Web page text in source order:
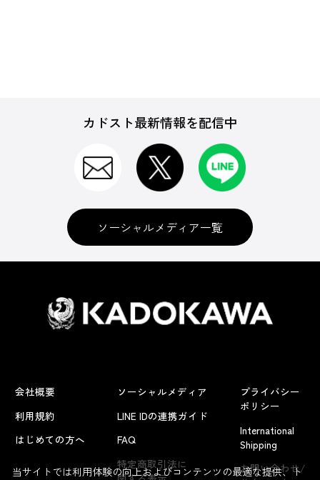
カドスト最新情報を配信中
ソーシャルメディア一覧
会社概要
利用規約
はじめての方へ
ソーシャルメディア
LINE IDの連携ガイド
FAQ
特定商取引法に
プライバシー
ポリシー
International
Shipping
お問い合わせ/
当サイトでは利用体験の向上およびコンテンツの最適な提供、ト